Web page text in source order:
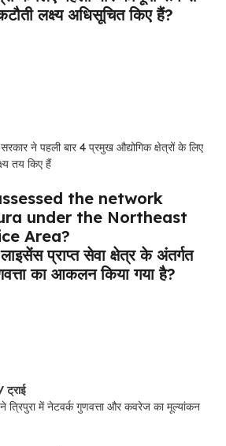
लक्ष्य अधिसूचित किए हैं?
ने पहली बार 4 प्रमुख औद्योगिक क्षेत्रों के लिए
तय किए हैं
the network
under the Northeast
Area?
लाइसेंस प्राप्त सेवा क्षेत्र के अंतर्गत
का आकलन किया गया है?
त्रिपुरा में नेटवर्क गुणवत्ता और कवरेज का मूल्यांकन